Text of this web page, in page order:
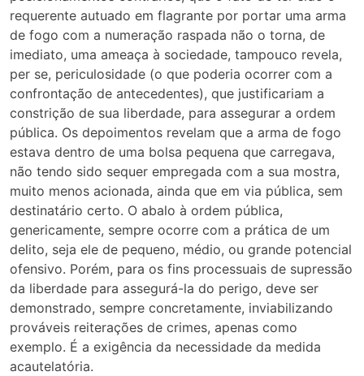
requerente autuado em flagrante por portar uma arma
de fogo com a numeração raspada não o torna, de
imediato, uma ameaça à sociedade, tampouco revela,
per se, periculosidade (o que poderia ocorrer com a
confrontação de antecedentes), que justificariam a
constrição de sua liberdade, para assegurar a ordem
pública. Os depoimentos revelam que a arma de fogo
estava dentro de uma bolsa pequena que carregava,
não tendo sido sequer empregada com a sua mostra,
muito menos acionada, ainda que em via pública, sem
destinatário certo. O abalo à ordem pública,
genericamente, sempre ocorre com a prática de um
delito, seja ele de pequeno, médio, ou grande potencial
ofensivo. Porém, para os fins processuais de supressão
da liberdade para assegurá-la do perigo, deve ser
demonstrado, sempre concretamente, inviabilizando
prováveis reiterações de crimes, apenas como
exemplo. É a exigência da necessidade da medida
acautelatória.